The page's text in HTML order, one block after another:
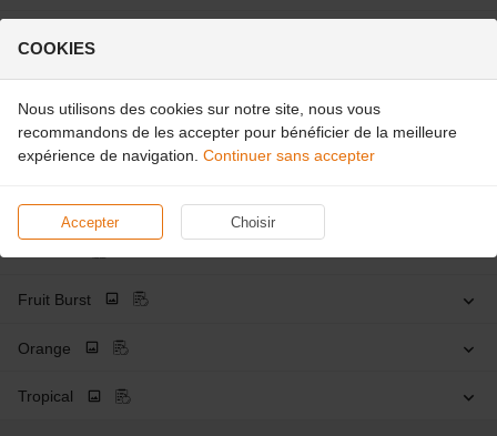
SPRINT ISOTONIC ENERGY GEL +
CAFFEINE - BOITE DE 20
Fruit Burst
Orange
Tropical
COOKIES
Nous utilisons des cookies sur notre site, nous vous
recommandons de les accepter pour bénéficier de la meilleure
expérience de navigation. Continuer sans accepter
Accepter Choisir